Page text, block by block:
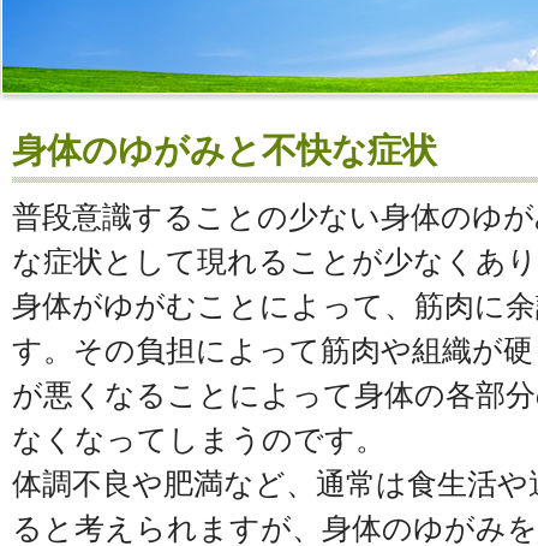
身体のゆがみと不快な症状
普段意識することの少ない身体のゆ
な症状として現れることが少なくあ
身体がゆがむことによって、筋肉に
す。その負担によって筋肉や組織が
が悪くなることによって身体の各部
なくなってしまうのです。
体調不良や肥満など、通常は食生活
ると考えられますが、身体のゆがみ